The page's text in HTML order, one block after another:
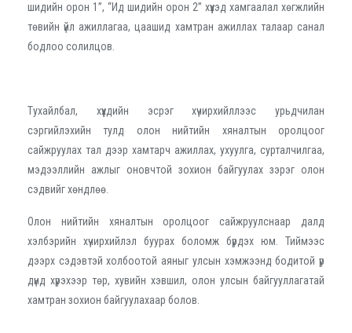
шидийн орон 1”, “Ид шидийн орон 2” хүүхэд хамгаалал хөгжлийн
төвийн үйл ажиллагаа, цаашид хамтран ажиллах талаар санал
бодлоо солилцов.
Тухайлбал, хүүхдийн эсрэг хүчирхийллээс урьдчилан
сэргийлэхийн тулд олон нийтийн хяналтын оролцоог
сайжруулах тал дээр хамтарч ажиллах, ухуулга, сурталчилгаа,
мэдээллийн ажлыг оновчтой зохион байгуулах зэрэг олон
сэдвийг хөндлөө.
Олон нийтийн хяналтын оролцоог сайжруулснаар далд
хэлбэрийн хүчирхийлэл буурах боломж бүрдэх юм. Тиймээс
дээрх сэдэвтэй холбоотой аяныг улсын хэмжээнд бодитой үр
дүнд хүрэхээр төр, хувийн хэвшил, олон улсын байгууллагатай
хамтран зохион байгуулахаар болов.